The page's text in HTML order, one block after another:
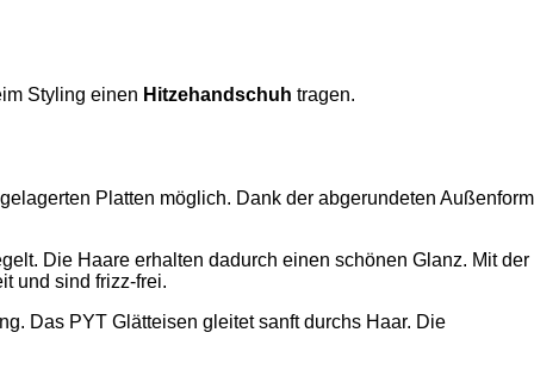
Styling einen Hitzehandschuh tragen.
Platten möglich. Dank der abgerundeten Außenform
Die Haare erhalten dadurch einen schönen Glanz. Mit der
und sind frizz-frei.
Das PYT Glätteisen gleitet sanft durchs Haar. Die